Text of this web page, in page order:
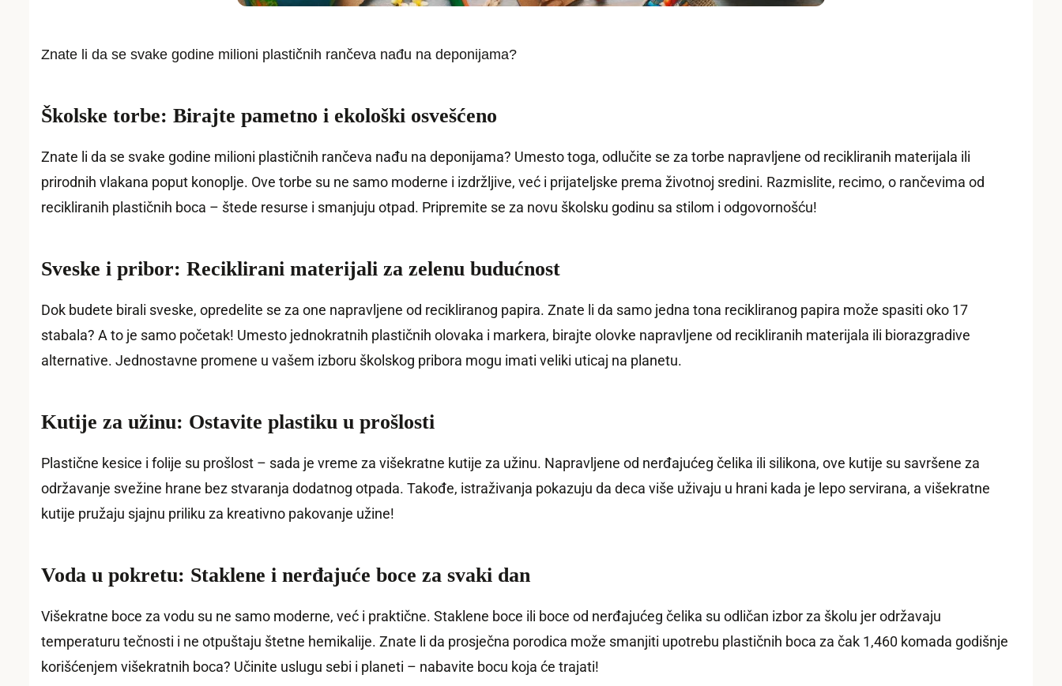
Znate li da se svake godine milioni plastičnih rančeva nađu na deponijama?
Školske torbe: Birajte pametno i ekološki osvešćeno
Znate li da se svake godine milioni plastičnih rančeva nađu na deponijama? Umesto toga, odlučite se za torbe napravljene od recikliranih materijala ili
prirodnih vlakana poput konoplje. Ove torbe su ne samo moderne i izdržljive, već i prijateljske prema životnoj sredini. Razmislite, recimo, o rančevima od
recikliranih plastičnih boca – štede resurse i smanjuju otpad. Pripremite se za novu školsku godinu sa stilom i odgovornošću!
Sveske i pribor: Reciklirani materijali za zelenu budućnost
Dok budete birali sveske, opredelite se za one napravljene od recikliranog papira. Znate li da samo jedna tona recikliranog papira može spasiti oko 17
stabala? A to je samo početak! Umesto jednokratnih plastičnih olovaka i markera, birajte olovke napravljene od recikliranih materijala ili biorazgradive
alternative. Jednostavne promene u vašem izboru školskog pribora mogu imati veliki uticaj na planetu.
Kutije za užinu: Ostavite plastiku u prošlosti
Plastične kesice i folije su prošlost – sada je vreme za višekratne kutije za užinu. Napravljene od nerđajućeg čelika ili silikona, ove kutije su savršene za
održavanje svežine hrane bez stvaranja dodatnog otpada. Takođe, istraživanja pokazuju da deca više uživaju u hrani kada je lepo servirana, a višekratne
kutije pružaju sjajnu priliku za kreativno pakovanje užine!
Voda u pokretu: Staklene i nerđajuće boce za svaki dan
Višekratne boce za vodu su ne samo moderne, već i praktične. Staklene boce ili boce od nerđajućeg čelika su odličan izbor za školu jer održavaju
temperaturu tečnosti i ne otpuštaju štetne hemikalije. Znate li da prosječna porodica može smanjiti upotrebu plastičnih boca za čak 1,460 komada godišnje
korišćenjem višekratnih boca? Učinite uslugu sebi i planeti – nabavite bocu koja će trajati!